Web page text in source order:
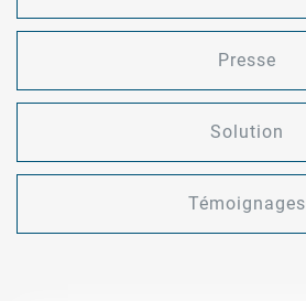
Presse
Solution
Témoignages